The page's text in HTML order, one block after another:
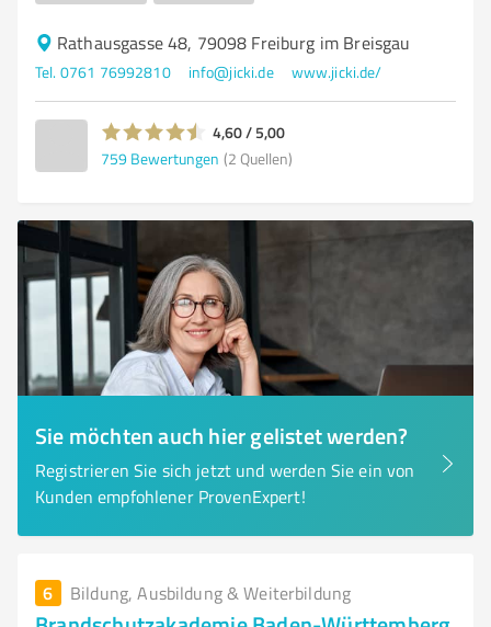
Rathausgasse 48, 79098 Freiburg im Breisgau
Tel. 0761 76992810 info@jicki.de www.jicki.de/
4,60 / 5,00
759 Bewertungen (2 Quellen)
Sie möchten auch hier gelistet werden?
Registrieren Sie sich jetzt und werden Sie ein von
Kunden empfohlener ProvenExpert!
6 Bildung, Ausbildung & Weiterbildung